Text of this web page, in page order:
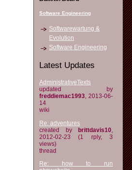
Software Engineering
Softwarewartung &
Evolution
Software Engineering
Latest Updates
AdministrativeTexts
updated by
freddiemac1993, 2013-06-
14
wiki
Re: adventures
created by brittdavis10
2012-02-23 (1 rply, 3
views)
thread
Re: how to run